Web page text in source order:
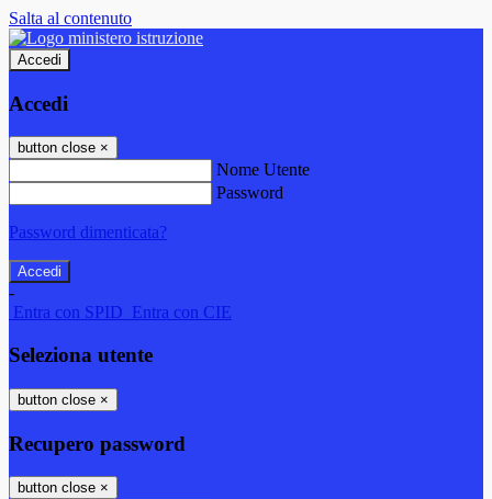
Salta al contenuto
Accedi
Accedi
button close ×
Nome Utente
Password
Password dimenticata?
-
Entra con SPID Entra con CIE
Seleziona utente
button close ×
Recupero password
button close ×